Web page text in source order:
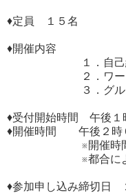
♦定員 １５名
♦開催内容
１．自己
２．ワー
３．グルー
♦受付開始時間 午後１
♦開催時間 午後２時
※開催時間内は
※都合による早
♦参加申し込み締切日